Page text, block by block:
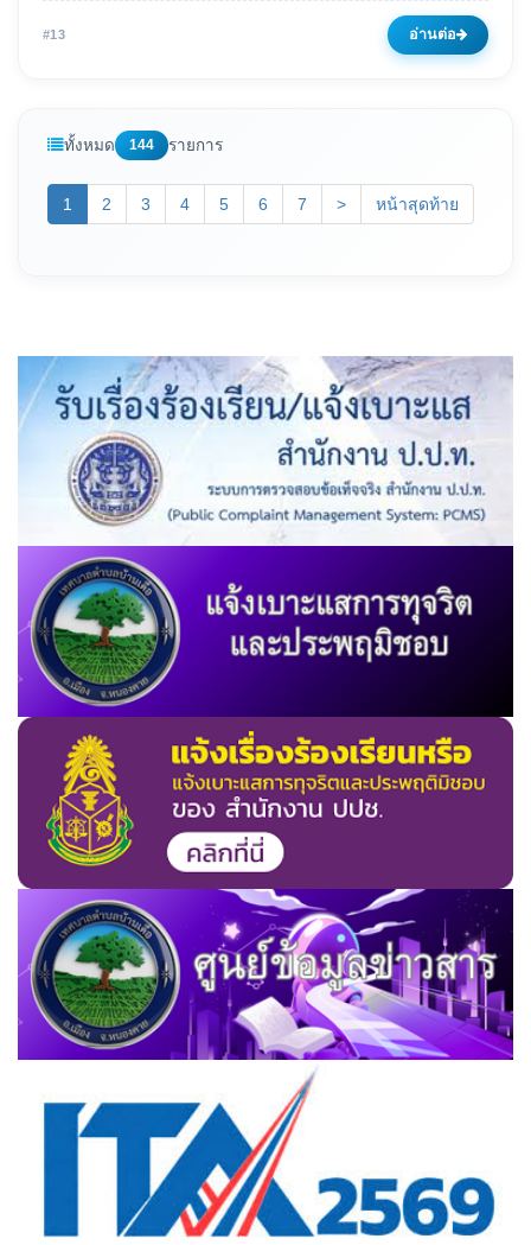
#13 อ่านต่อ
ทั้งหมด 144 รายการ
1 (current)
2 3 4 5 6 7 > หน้าสุดท้าย